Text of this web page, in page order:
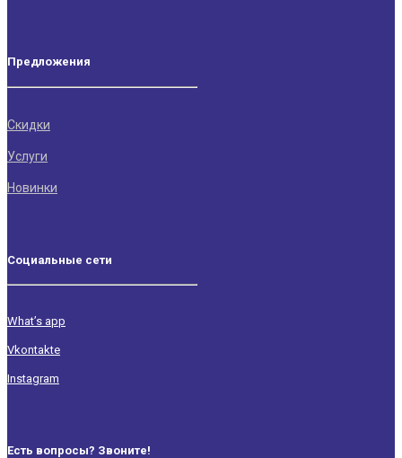
Предложения
Скидки
Услуги
Новинки
Социальные сети
What’s app
Vkontakte
Instagram
Есть вопросы? Звоните!